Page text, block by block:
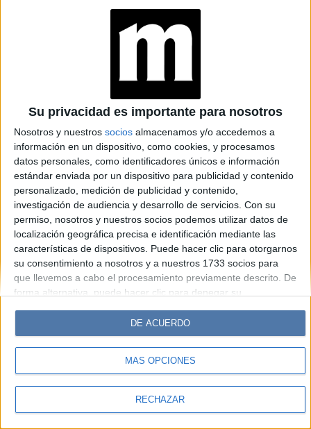
Su privacidad es importante para nosotros
Nosotros y nuestros socios almacenamos y/o accedemos a
información en un dispositivo, como cookies, y procesamos
datos personales, como identificadores únicos e información
estándar enviada por un dispositivo para publicidad y contenido
personalizado, medición de publicidad y contenido,
investigación de audiencia y desarrollo de servicios. Con su
permiso, nosotros y nuestros socios podemos utilizar datos de
localización geográfica precisa e identificación mediante las
características de dispositivos. Puede hacer clic para otorgarnos
su consentimiento a nosotros y a nuestros 1733 socios para
que llevemos a cabo el procesamiento previamente descrito. De
forma alternativa, puede hacer clic para denegar su
cambiar sus preferencias antes de otorgar su consentimiento.
Tenga en cuenta que algún procesamiento de sus datos
personales puede no requerir de su consentimiento, pero usted
tiene el derecho de rechazar tal procesamiento. Sus
sus preferencias o retirar su consentimiento en cualquier
MÁS OPCIONES
RECHAZAR
DE ACUERDO
Caras Noticias
Hombre
Parabrisas
Look
Luz Mía Lunateen Break BATimes
© Perfil.com 2006-2019 - Todos los derechos reservados
Registro de Propiedad Intelectual: Nro. 5346433